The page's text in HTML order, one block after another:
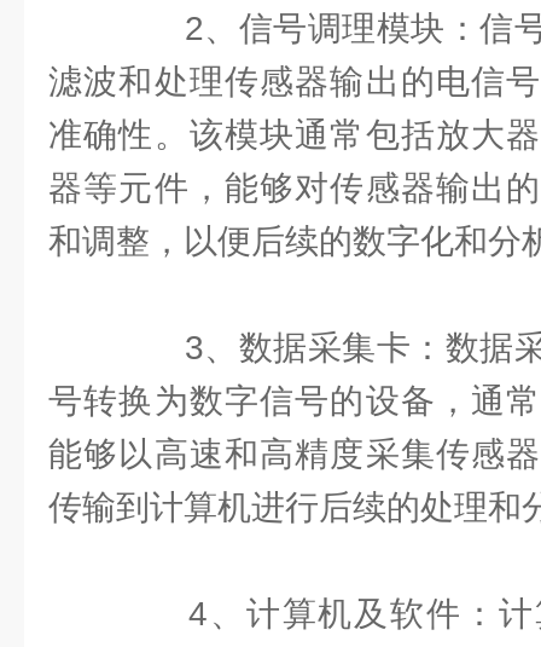
2、信号调理模块：信号
滤波和处理传感器输出的电信
准确性。该模块通常包括放大
器等元件，能够对传感器输出
和调整，以便后续的数字化和分
3、数据采集卡：数据采
号转换为数字信号的设备，通
能够以高速和高精度采集传感
传输到计算机进行后续的处理和
4、计算机及软件：计